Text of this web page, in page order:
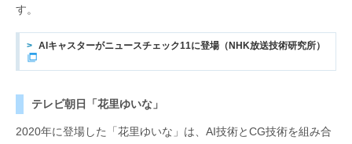
す。
AIキャスターがニュースチェック11に登場（NHK放送技術研究所）
テレビ朝日「花里ゆいな」
2020年に登場した「花里ゆいな」は、AI技術とCG技術を組み合